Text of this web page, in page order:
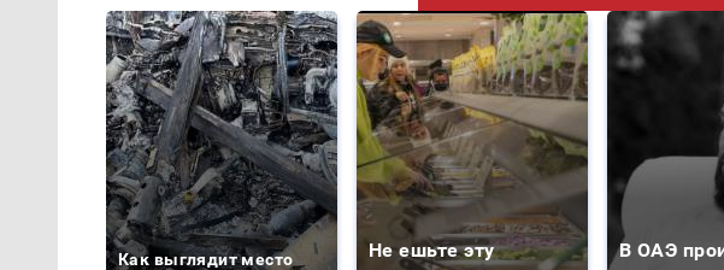
Как выглядит место
Не ешьте эту
В ОАЭ